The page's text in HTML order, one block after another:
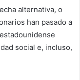
alternativa, o
han pasado a
social e, incluso,